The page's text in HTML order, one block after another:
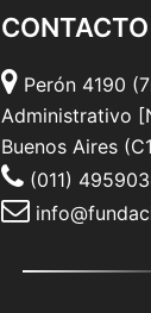
CONTACTO
Perón 4190
Administrativo
Buenos Aires
(011)